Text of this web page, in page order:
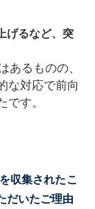
げるなど、突
あるものの、
な対応で前向
す。
収集されたこ
だいたご理由